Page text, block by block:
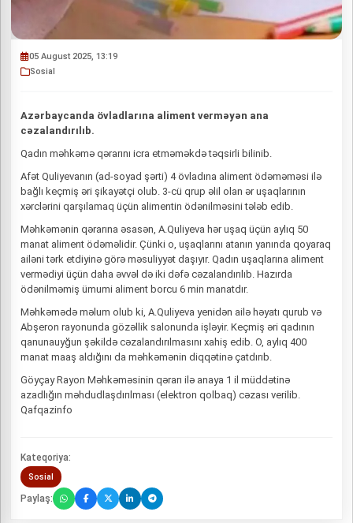
05 August 2025, 13:19
Sosial
Azərbaycanda övladlarına aliment verməyən ana
cəzalandırılıb.
Qadın məhkəmə qərarını icra etməməkdə təqsirli bilinib.
Afət Quliyevanın (ad-soyad şərti) 4 övladına aliment ödəməməsi ilə
bağlı keçmiş əri şikayətçi olub. 3-cü qrup əlil olan ər uşaqlarının
xərclərini qarşılamaq üçün alimentin ödənilməsini tələb edib.
Məhkəmənin qərarına əsasən, A.Quliyeva hər uşaq üçün aylıq 50
manat aliment ödəməlidir. Çünki o, uşaqlarını atanın yanında qoyaraq
ailəni tərk etdiyinə görə məsuliyyət daşıyır. Qadın uşaqlarına aliment
vermədiyi üçün daha əvvəl də iki dəfə cəzalandırılıb. Hazırda
ödənilməmiş ümumi aliment borcu 6 min manatdır.
Məhkəmədə məlum olub ki, A.Quliyeva yenidən ailə həyatı qurub və
Abşeron rayonunda gözəllik salonunda işləyir. Keçmiş əri qadının
qanunauyğun şəkildə cəzalandırılmasını xahiş edib. O, aylıq 400
manat maaş aldığını da məhkəmənin diqqətinə çatdırıb.
Göyçay Rayon Məhkəməsinin qərarı ilə anaya 1 il müddətinə
azadlığın məhdudlaşdırılması (elektron qolbaq) cəzası verilib.
Qafqazinfo
Kateqoriya:
Sosial
Paylaş: